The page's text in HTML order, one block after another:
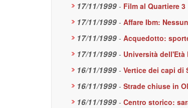
17/11/1999 - Film al Quartiere 3
17/11/1999 - Affare Ibm:
17/11/1999 - Acquedotto:
17/11/1999 - Università
16/11/1999 - Vertice dei capi di
16/11/1999 - Strade chiuse in
16/11/1999 - Centro storico: